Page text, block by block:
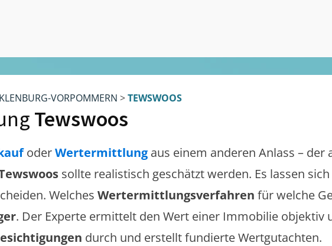
VORPOMMERN >TEWSWOOS
Tewswoos
oderWertermittlung aus einem anderen Anlass – der
sollte realistisch geschätzt werden. Es lassen
Welches Wertermittlungsverfahren für welche
. Der Experte ermittelt den Wert einer Immobilie objektiv
durch und erstellt fundierte Wertgutachten.